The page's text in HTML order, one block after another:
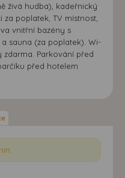
živá hudba), kadeřnický
poplatek, TV místnost,
vnitřní bazény s
sauna (za poplatek). Wi-
Parkování před
před hotelem